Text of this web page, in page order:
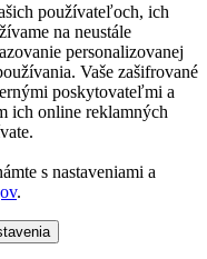
používateľoch, ich
na neustále
personalizovanej
Vaše zašifrované
poskytovateľmi a
ich online reklamných
s nastaveniami a
.